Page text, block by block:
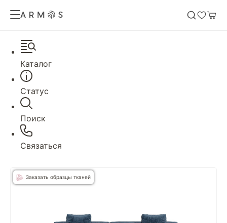
Каталог
Статус
Поиск
Связаться
Заказать образцы тканей